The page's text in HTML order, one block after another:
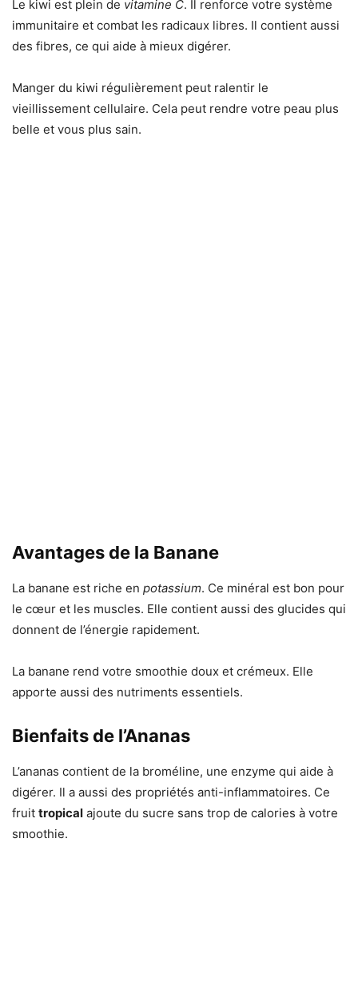
Le kiwi est plein de vitamine C. Il renforce votre système
immunitaire et combat les radicaux libres. Il contient aussi
des fibres, ce qui aide à mieux digérer.
Manger du kiwi régulièrement peut ralentir le
vieillissement cellulaire. Cela peut rendre votre peau plus
belle et vous plus sain.
Avantages de la Banane
La banane est riche en potassium. Ce minéral est bon pour
le cœur et les muscles. Elle contient aussi des glucides qui
donnent de l’énergie rapidement.
La banane rend votre smoothie doux et crémeux. Elle
apporte aussi des nutriments essentiels.
Bienfaits de l’Ananas
L’ananas contient de la broméline, une enzyme qui aide à
digérer. Il a aussi des propriétés anti-inflammatoires. Ce
fruit tropical ajoute du sucre sans trop de calories à votre
smoothie.